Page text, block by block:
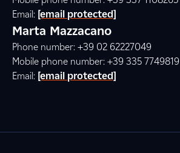
Email: [email protected]
Marta Mazzacano
Phone number: +39 02 62227049
Mobile phone number: +39 335 7749819
Email: [email protected]